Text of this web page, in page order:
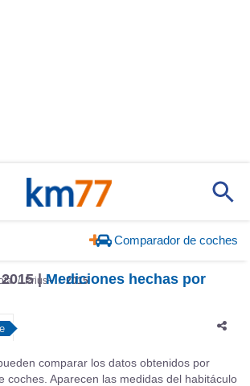
Comparador de coches
Prius+ 2015
|Mediciones hechas por
comparar los datos obtenidos por
coches. Aparecen las medidas del habitáculo